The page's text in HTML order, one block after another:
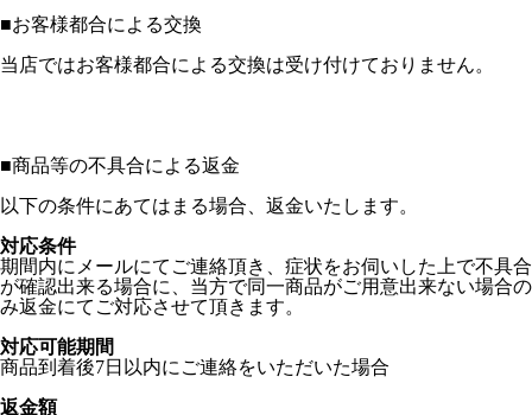
■お客様都合による交換
当店ではお客様都合による交換は受け付けておりません。
■商品等の不具合による返金
以下の条件にあてはまる場合、返金いたします。
対応条件
期間内にメールにてご連絡頂き、症状をお伺いした上で不具合
が確認出来る場合に、当方で同一商品がご用意出来ない場合の
み返金にてご対応させて頂きます。
対応可能期間
商品到着後7日以内にご連絡をいただいた場合
返金額